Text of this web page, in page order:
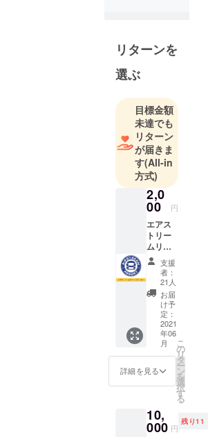
たご座
・出身地：
埼玉県所沢
市
1985年...埼
玉県所沢市
に生まれる
少年時代は
サッカーと
水泳に熱中
趣味は格闘
2001年...埼
玉県私立高
校に入学 ト
ライアスロ
ンで全国大
会ベスト16
位 3年間 回
転寿司屋で
アルバイト
2004年...株
式会社 東辰
あみもと入
リターンを
選ぶ
目標金額
未達でも
リターン
が届きま
す(All-in
方式)
2,0
00 円
エアス
トリー
ムリ
ゾート
ステッ
カーを
お送り
しま
す。 ※
送料込
みのお
値段で
す。
支援
者：
21人
お届
け予
定：
2021
年06
月
詳細を見る
こ
の
リ
タ
ー
ン
を
選
択
す
る
10,
000 円
残り11